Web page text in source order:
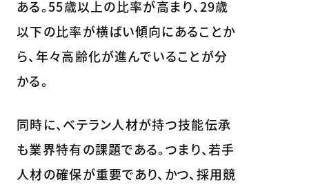
ある。55歳以上の比率が高まり、29歳
以下の比率が横ばい傾向にあることか
ら、年々高齢化が進んでいることが分
かる。
同時に、ベテラン人材が持つ技能伝承
も業界特有の課題である。つまり、若手
人材の確保が重要であり、かつ、採用競